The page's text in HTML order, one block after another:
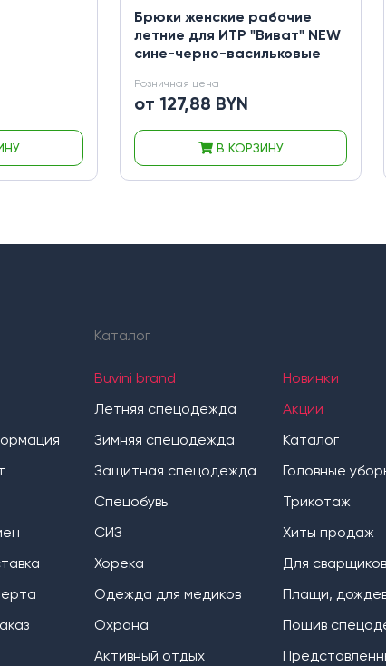
Брюки женские рабочие
летние для ИТР "Виват" NEW
сине-черно-васильковые
Розничная цена
от 127,88 BYN
В КОРЗИНУ
Каталог
Buvini brand
Летняя спецодежда
Зимняя спецодежда
Защитная спецодежда
Спецобувь
СИЗ
Хорека
Одежда для медиков
Охрана
Активный отдых
Новинки
Акции
Каталог
Головные
Трикотаж
Хиты продаж
Для сварщиков
Плащи,
Пошив